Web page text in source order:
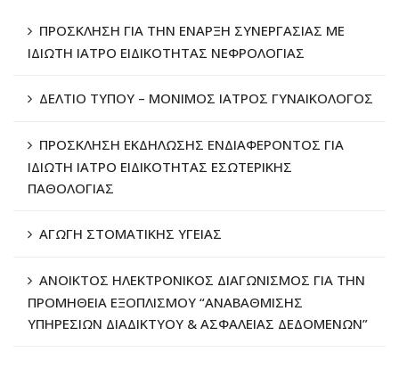
ΠΡΟΣΚΛΗΣΗ ΓΙΑ ΤΗΝ ΕΝΑΡΞΗ ΣΥΝΕΡΓΑΣΙΑΣ ΜΕ
ΙΔΙΩΤΗ ΙΑΤΡΟ ΕΙΔΙΚΟΤΗΤΑΣ ΝΕΦΡΟΛΟΓΙΑΣ
ΔΕΛΤΙΟ ΤΥΠΟΥ – ΜΟΝΙΜΟΣ ΙΑΤΡΟΣ ΓΥΝΑΙΚΟΛΟΓΟΣ
ΠΡΟΣΚΛΗΣΗ ΕΚΔΗΛΩΣΗΣ ΕΝΔΙΑΦΕΡΟΝΤΟΣ ΓΙΑ
ΙΔΙΩΤΗ ΙΑΤΡΟ ΕΙΔΙΚΟΤΗΤΑΣ ΕΣΩΤΕΡΙΚΗΣ
ΠΑΘΟΛΟΓΙΑΣ
ΑΓΩΓΗ ΣΤΟΜΑΤΙΚΗΣ ΥΓΕΙΑΣ
ΑΝΟΙΚΤΟΣ ΗΛΕΚΤΡΟΝΙΚΟΣ ΔΙΑΓΩΝΙΣΜΟΣ ΓΙΑ ΤΗΝ
ΠΡΟΜΗΘΕΙΑ ΕΞΟΠΛΙΣΜΟΥ “ΑΝΑΒΑΘΜΙΣΗΣ
ΥΠΗΡΕΣΙΩΝ ΔΙΑΔΙΚΤΥΟΥ & ΑΣΦΑΛΕΙΑΣ ΔΕΔΟΜΕΝΩΝ”